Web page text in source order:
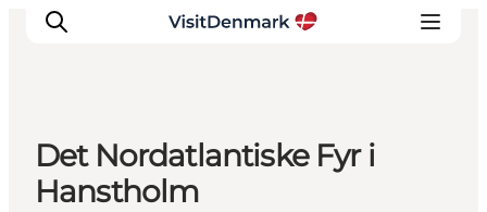
Inspiration
Det Nordatlantiske Fyr i
Hanstholm